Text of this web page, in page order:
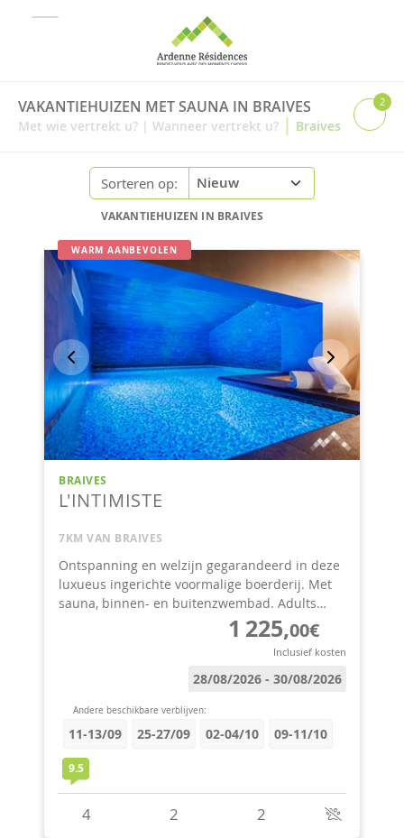
VAKANTIEHUIZEN MET SAUNA IN BRAIVES
Met wie vertrekt u? | Wanneer vertrekt u? | Braives
2
Sorteren op:
VAKANTIEHUIZEN IN BRAIVES